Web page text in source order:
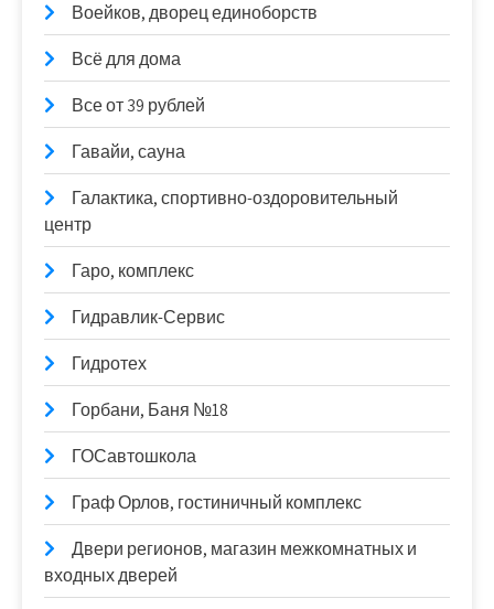
Воейков, дворец единоборств
Всё для дома
Все от 39 рублей
Гавайи, сауна
Галактика, спортивно-оздоровительный
центр
Гаро, комплекс
Гидравлик-Сервис
Гидротех
Горбани, Баня №18
ГОСавтошкола
Граф Орлов, гостиничный комплекс
Двери регионов, магазин межкомнатных и
входных дверей